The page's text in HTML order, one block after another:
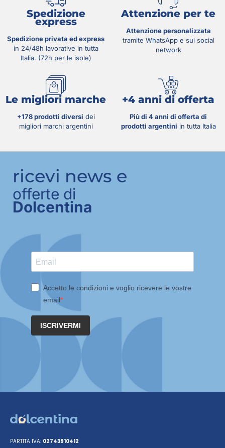
Spedizione
express
Spedizione privata ed express
in 24/48h lavorative in tutta
Italia. (72h per le isole)
Attenzione per te
Attenzione personalizzata
tramite WhatsApp e sui social
network
Le migliori marche
+178 prodotti diversi dei
migliori marchi argentini
+4 anni di offerta
Più di 4 anni di offerta di
prodotti argentini in tutta Italia
ricevi news e
offerte di
Dolcentina
Accetto le condizioni e voglio ricevere le vostre
email
ISCRIVERMI
PARTITA IVA: 02743910412